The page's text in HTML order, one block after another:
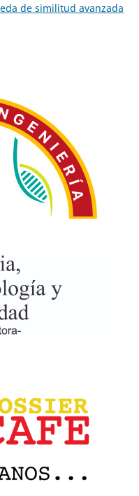
de similitud avanzada